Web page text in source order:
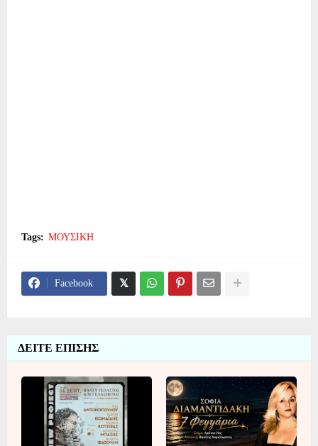
Tags: ΜΟΥΣΙΚΗ
Facebook
ΔΕΙΤΕ ΕΠΙΣΗΣ